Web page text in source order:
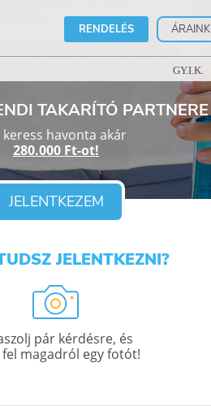
RENDELÉS ÁRAINK
GY.I.K.
TAKARÍTÓ PARTNERE
keress havonta akár
280.000 Ft-ot!
JELENTKEZEM
JELENTKEZNI?
pár kérdésre, és
magadról egy fotót!